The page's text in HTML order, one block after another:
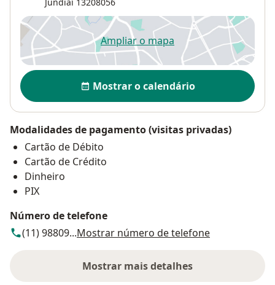
Jundiaí 13208056
Ampliar o mapaabre num novo separador
Disponibilidade
Mostrar o calendário
Modalidades de pagamento (visitas privadas)
Cartão de Débito
Cartão de Crédito
Dinheiro
PIX
Número de telefone
(11) 98809...Mostrar número de telefone
Mostrar mais detalhes
sobre o endereço